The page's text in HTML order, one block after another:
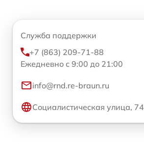
Служба поддержки
+7 (863) 209-71-88
Ежедневно с 9:00 до 21:00
info@rnd.re-braun.ru
Социалистическая улица, 74